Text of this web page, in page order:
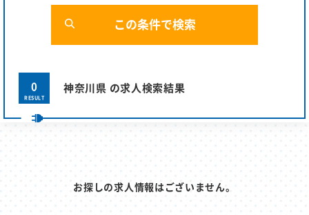
0
RESULT
神奈川県 の求人検索結果
お探しの求人情報はございません。